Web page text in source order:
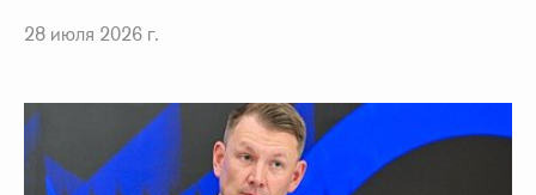
28 июля 2026 г.